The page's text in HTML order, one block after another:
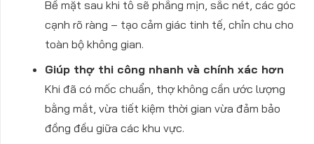
Bề mặt sau khi tô sẽ phẳng mịn, sắc nét, các góc
cạnh rõ ràng – tạo cảm giác tinh tế, chỉn chu cho
toàn bộ không gian.
Giúp thợ thi công nhanh và chính xác hơn
Khi đã có mốc chuẩn, thợ không cần ước lượng
bằng mắt, vừa tiết kiệm thời gian vừa đảm bảo
đồng đều giữa các khu vực.